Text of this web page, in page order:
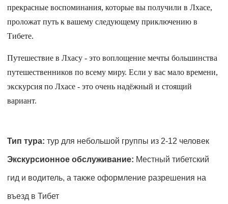
прекрасные воспоминания, которые вы получили в Лхасе,
проложат путь к вашему следующему приключению в
Тибете.
Путешествие в Лхасу - это воплощение мечты большинства
путешественников по всему миру. Если у вас мало времени,
экскурсия по Лхасе - это очень надёжный и стоящий
вариант.
Тип тура: тур для небольшой группы из 2-12 человек
Экскурсионное обслуживание: Местный тибетский
гид и водитель, а также оформление разрешения на
въезд в Тибет